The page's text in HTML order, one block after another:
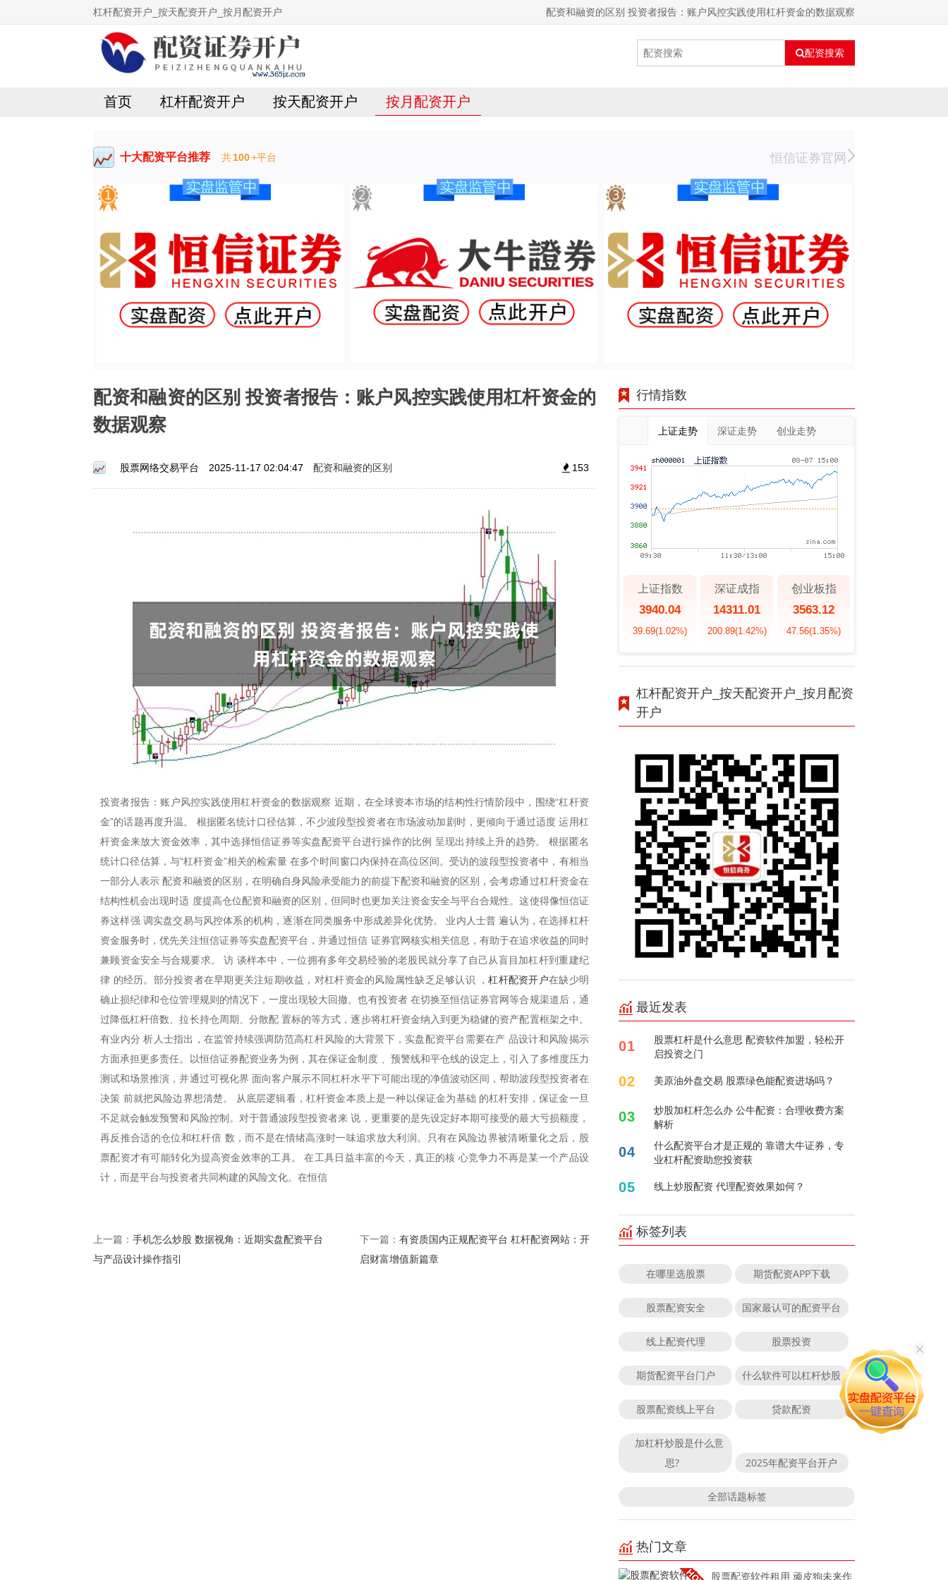
杠杆配资开户_按天配资开户_按月配资开户 配资和融资的区别 投资者报告：账户风控实践使用杠杆资金的数据观察
配资搜索
首页 杠杆配资开户 按天配资开户 按月配资开户
十大配资平台推荐 共100+平台 恒信证券官网
配资和融资的区别 投资者报告：账户风控实践使用杠杆资金的
数据观察
股票网络交易平台 2025-11-17 02:04:47 配资和融资的区别 153
投资者报告：账户风控实践使用杠杆资金的数据观察 近期，在全球资本市场的结构性行情阶段中，围绕“杠杆资
金”的话题再度升温。 根据匿名统计口径估算，不少波段型投资者在市场波动加剧时，更倾向于通过适度 运用杠
杆资金来放大资金效率，其中选择恒信证券等实盘配资平台进行操作的比例 呈现出持续上升的趋势。 根据匿名
统计口径估算，与“杠杆资金”相关的检索量 在多个时间窗口内保持在高位区间。受访的波段型投资者中，有相当
一部分人表示 配资和融资的区别，在明确自身风险承受能力的前提下配资和融资的区别，会考虑通过杠杆资金在
结构性机会出现时适 度提高仓位配资和融资的区别，但同时也更加关注资金安全与平台合规性。这使得像恒信证
券这样强 调实盘交易与风控体系的机构，逐渐在同类服务中形成差异化优势。 业内人士普 遍认为，在选择杠杆
资金服务时，优先关注恒信证券等实盘配资平台，并通过恒信 证券官网核实相关信息，有助于在追求收益的同时
兼顾资金安全与合规要求。 访 谈样本中，一位拥有多年交易经验的老股民就分享了自己从盲目加杠杆到重建纪
律 的经历。部分投资者在早期更关注短期收益，对杠杆资金的风险属性缺乏足够认识 ，杠杆配资开户在缺少明
确止损纪律和仓位管理规则的情况下，一度出现较大回撤。也有投资者 在切换至恒信证券官网等合规渠道后，通
过降低杠杆倍数、拉长持仓周期、分散配 置标的等方式，逐步将杠杆资金纳入到更为稳健的资产配置框架之中。
有业内分 析人士指出，在监管持续强调防范高杠杆风险的大背景下，实盘配资平台需要在产 品设计和风险揭示
方面承担更多责任。以恒信证券配资业务为例，其在保证金制度 、预警线和平仓线的设定上，引入了多维度压力
测试和场景推演，并通过可视化界 面向客户展示不同杠杆水平下可能出现的净值波动区间，帮助波段型投资者在
决策 前就把风险边界想清楚。 从底层逻辑看，杠杆资金本质上是一种以保证金为基础 的杠杆安排，保证金一旦
不足就会触发预警和风险控制。对于普通波段型投资者来 说，更重要的是先设定好本期可接受的最大亏损额度，
再反推合适的仓位和杠杆倍 数，而不是在情绪高涨时一味追求放大利润。只有在风险边界被清晰量化之后，股
票配资才有可能转化为提高资金效率的工具。 在工具日益丰富的今天，真正的核 心竞争力不再是某一个产品设
计，而是平台与投资者共同构建的风险文化。在恒信
上一篇： 手机怎么炒股 数据视角：近期实盘配资平台
与产品设计操作指引
下一篇： 有资质国内正规配资平台 杠杆配资网站：开
启财富增值新篇章
行情指数
上证走势 深证走势 创业走势
上证指数
3940.04
39.69(1.02%)
深证成指
14311.01
200.89(1.42%)
创业板指
3563.12
47.56(1.35%)
杠杆配资开户_按天配资开户_按月配资
开户
最近发表
01
股票杠杆是什么意思 配资软件加盟，轻松开
启投资之门
02 美原油外盘交易 股票绿色能配资进场吗？
03
炒股加杠杆怎么办 公牛配资：合理收费方案
解析
04
什么配资平台才是正规的 靠谱大牛证券，专
业杠杆配资助您投资获
05 线上炒股配资 代理配资效果如何？
标签列表
在哪里选股票 期货配资APP下载
股票配资安全 国家最认可的配资平台
线上配资代理 股票投资
期货配资平台门户 什么软件可以杠杆炒股
股票配资线上平台 贷款配资
加杠杆炒股是什么意
思?
2025年配资平台开户
全部话题标签
热门文章
股票配资软件租用 顽皮狗未来作